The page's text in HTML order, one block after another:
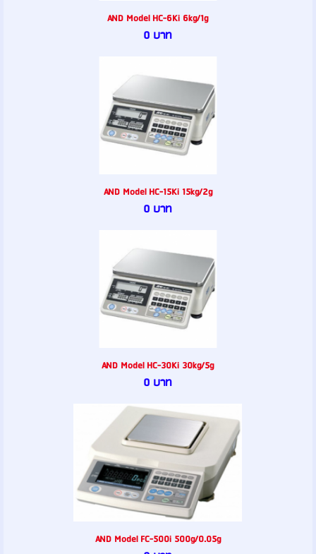
AND Model HC-6Ki 6kg/1g
0 บาท
AND Model HC-15Ki 15kg/2g
0 บาท
AND Model HC-30Ki 30kg/5g
0 บาท
AND Model FC-500i 500g/0.05g